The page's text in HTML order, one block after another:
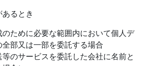
るとき
ために必要な範囲内において個人デ
部又は一部を委託する場合
等のサービスを委託した会社に名前と